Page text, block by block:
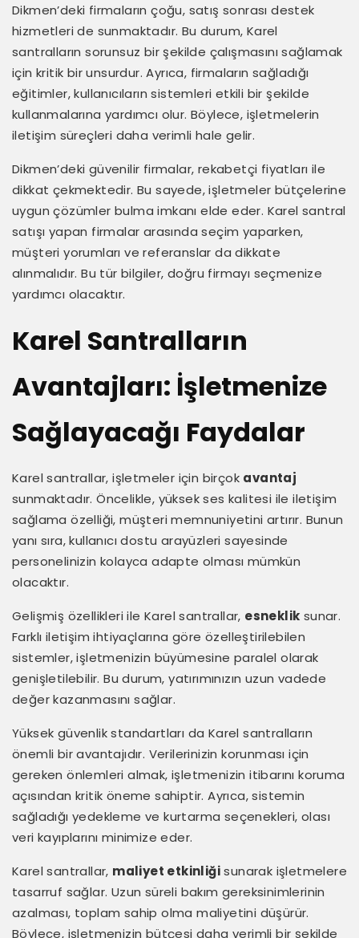
Dikmen’deki firmaların çoğu, satış sonrası destek
hizmetleri de sunmaktadır. Bu durum, Karel
santralların sorunsuz bir şekilde çalışmasını sağlamak
için kritik bir unsurdur. Ayrıca, firmaların sağladığı
eğitimler, kullanıcıların sistemleri etkili bir şekilde
kullanmalarına yardımcı olur. Böylece, işletmelerin
iletişim süreçleri daha verimli hale gelir.
Dikmen’deki güvenilir firmalar, rekabetçi fiyatları ile
dikkat çekmektedir. Bu sayede, işletmeler bütçelerine
uygun çözümler bulma imkanı elde eder. Karel santral
satışı yapan firmalar arasında seçim yaparken,
müşteri yorumları ve referanslar da dikkate
alınmalıdır. Bu tür bilgiler, doğru firmayı seçmenize
yardımcı olacaktır.
Karel Santralların
Avantajları: İşletmenize
Sağlayacağı Faydalar
Karel santrallar, işletmeler için birçok avantaj
sunmaktadır. Öncelikle, yüksek ses kalitesi ile iletişim
sağlama özelliği, müşteri memnuniyetini artırır. Bunun
yanı sıra, kullanıcı dostu arayüzleri sayesinde
personelinizin kolayca adapte olması mümkün
olacaktır.
Gelişmiş özellikleri ile Karel santrallar, esneklik sunar.
Farklı iletişim ihtiyaçlarına göre özelleştirilebilen
sistemler, işletmenizin büyümesine paralel olarak
genişletilebilir. Bu durum, yatırımınızın uzun vadede
değer kazanmasını sağlar.
Yüksek güvenlik standartları da Karel santralların
önemli bir avantajıdır. Verilerinizin korunması için
gereken önlemleri almak, işletmenizin itibarını koruma
açısından kritik öneme sahiptir. Ayrıca, sistemin
sağladığı yedekleme ve kurtarma seçenekleri, olası
veri kayıplarını minimize eder.
Karel santrallar, maliyet etkinliğisunarak işletmelere
tasarruf sağlar. Uzun süreli bakım gereksinimlerinin
azalması, toplam sahip olma maliyetini düşürür.
Böylece, işletmenizin bütçesi daha verimli bir şekilde